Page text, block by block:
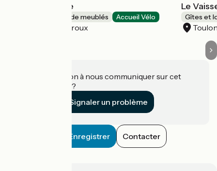
Vache Ecolodge
Gîtes et locations de meublés Accueil Vélo
Toulon-sur-Arroux
Le
Gîtes et
Une information à nous communiquer sur cet
établissement ?
Signaler un problème
Enregistrer Contacter